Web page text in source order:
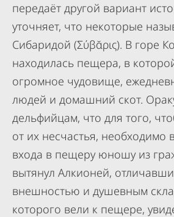
передаёт другой вариант
уточняет, что некоторые
Сибаридой (Σύβᾰρις). В горе
находилась пещера, в
огромное чудовище,
людей и домашний скот.
дельфийцам, что для того,
от их несчастья, необходимо
входа в пещеру юношу из
вытянул Алкионей,
внешностью и душевным
которого вели к пещере,